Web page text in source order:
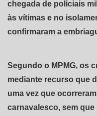
chegada de policiais
às vítimas e no
confirmaram a
Segundo o MPMG, os
mediante recurso que
uma vez que
carnavalesco, sem